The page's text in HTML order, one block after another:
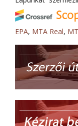
EPA, MTA Real,